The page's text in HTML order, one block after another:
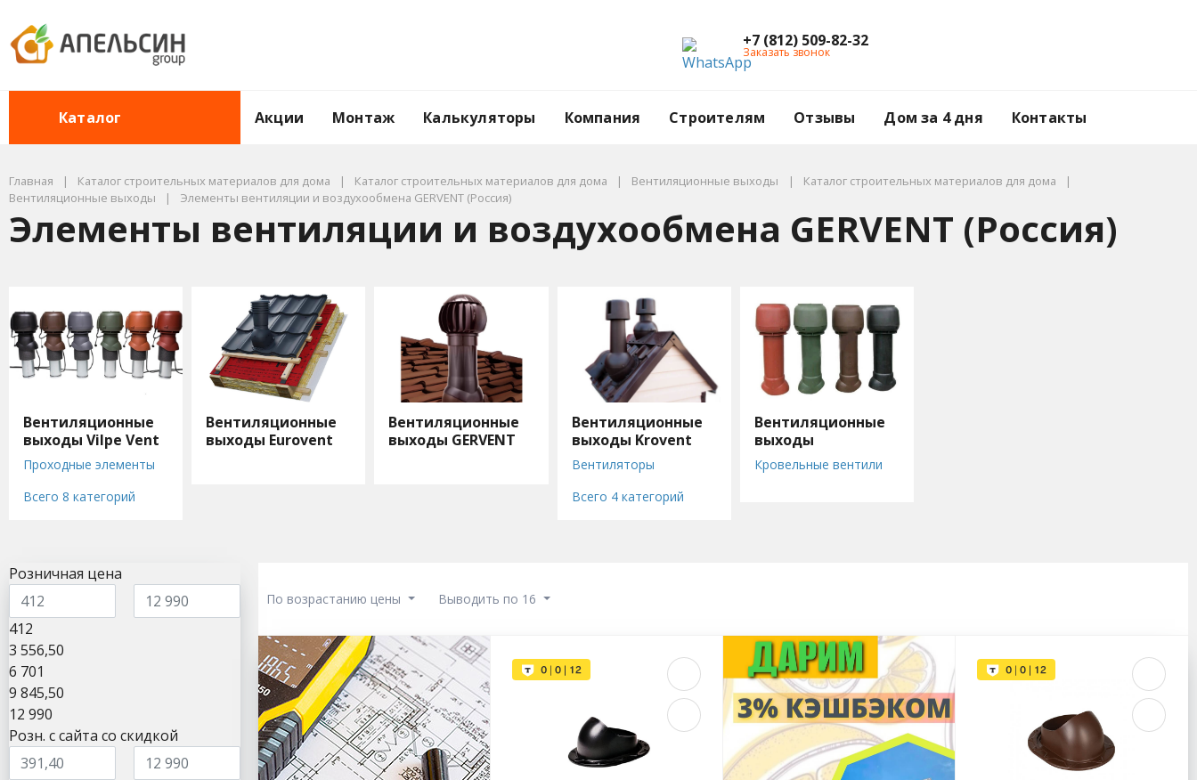
+7 (812) 509-82-32
Заказать звонок
Каталог Акции Монтаж Калькуляторы Компания Строителям Отзывы Дом за 4 дня Контакты
Главная Каталог строительных материалов для дома Каталог строительных материалов для дома Вентиляционные выходы
Каталог строительных материалов для дома
Вентиляционные выходы
Элементы вентиляции и воздухообмена GERVENT (Россия)
Элементы вентиляции и воздухообмена GERVENT (Россия)
Вентиляционные
выходы Vilpe Vent
Проходные элементы
Кровельные аэраторы
уплотнители
ROSS - цокольный
дефлектор
XL-проходные
элементы
Вентиляторы
Уплотнители антенных
выходов
Всего 8 категорий
Вентиляционные
выходы Eurovent
Вентиляционные
выходы GERVENT
Вентиляционные
выходы Krovent
Вентиляторы
выходы
Всего 4 категорий
Вентиляционные
выходы
Технониколь
Кровельные вентили
По возрастанию цены Выводить по 16
Розничная цена
412
3 556,50
6 701
9 845,50
12 990
Розн. с сайта со скидкой